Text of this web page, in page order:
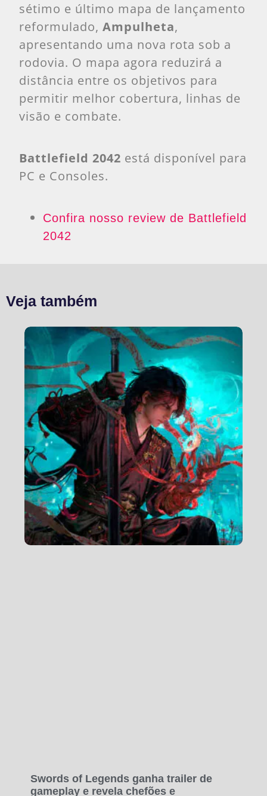
sétimo e último mapa de lançamento
reformulado, Ampulheta,
apresentando uma nova rota sob a
rodovia. O mapa agora reduzirá a
distância entre os objetivos para
permitir melhor cobertura, linhas de
visão e combate.
Battlefield 2042 está disponível para
PC e Consoles.
Confira nosso review de Battlefield
2042
Veja também
Swords of Legends ganha trailer de
gameplay e revela chefões e